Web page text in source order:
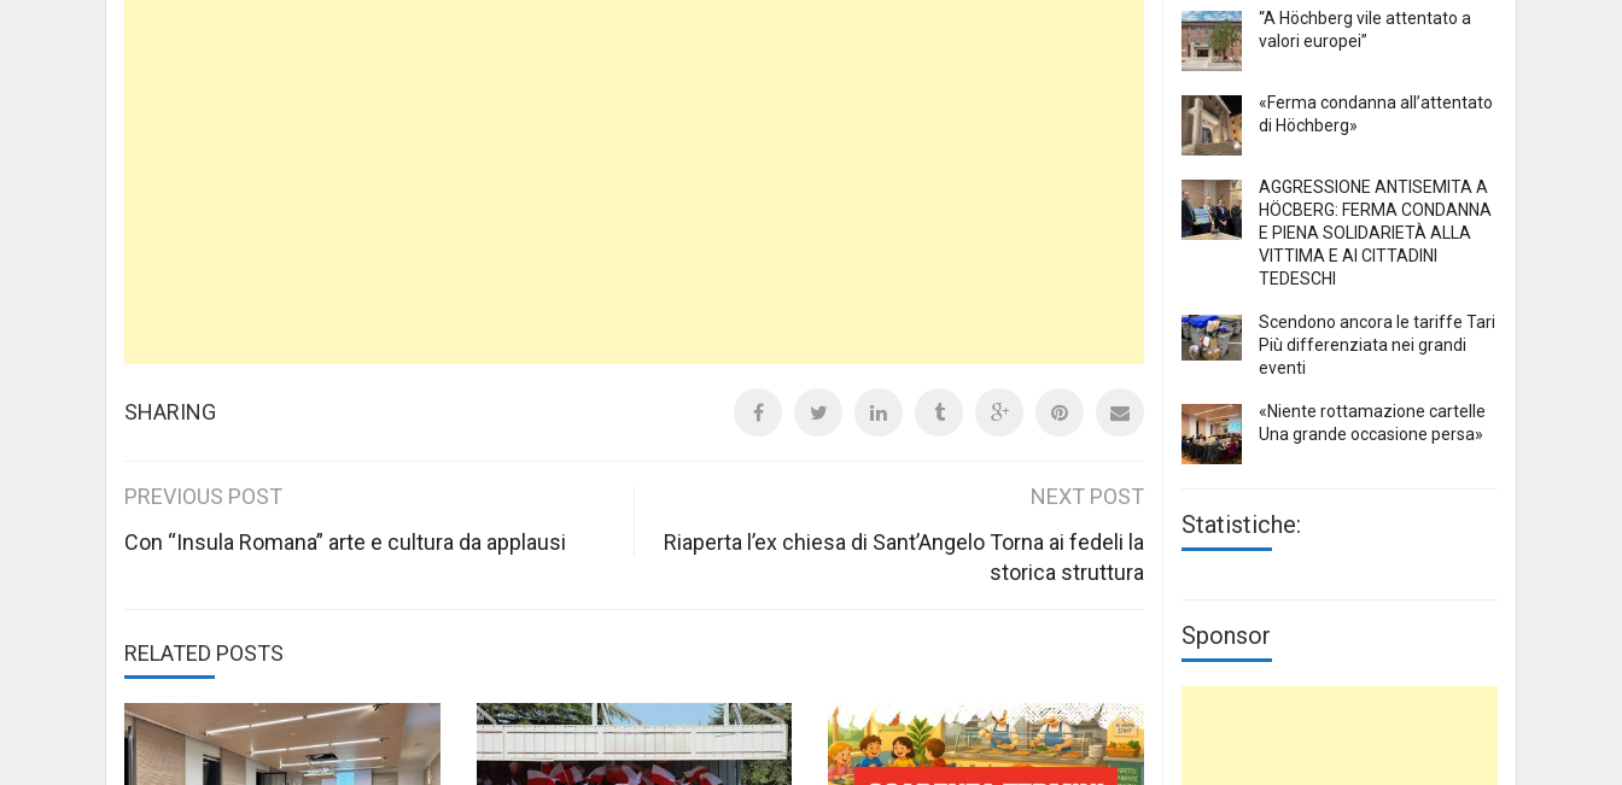
SHARING
Post
navigation
PREVIOUS POST
Con “Insula Romana” arte e cultura da applausi
NEXT POST
Riaperta l’ex chiesa di Sant’Angelo Torna ai fedeli la
storica struttura
RELATED POSTS
“A Höchberg vile attentato a
valori europei”
«Ferma condanna all’attentato
di Höchberg»
AGGRESSIONE ANTISEMITA A
HÖCBERG: FERMA CONDANNA
E PIENA SOLIDARIETÀ ALLA
VITTIMA E AI CITTADINI
TEDESCHI
Scendono ancora le tariffe Tari
Più differenziata nei grandi
eventi
«Niente rottamazione cartelle
Una grande occasione persa»
Statistiche:
Sponsor